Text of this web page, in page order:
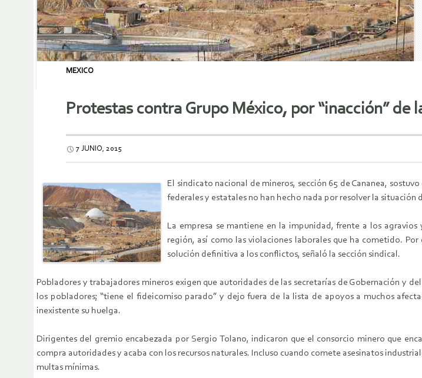
MEXICO
Protestas contra Grupo México, por “inacción” de
7 JUNIO, 2015
El sindicato nacional de mineros, sección 65 de Cananea,
federales y estatales no han hecho nada por resolver la
La empresa se mantiene en la impunidad, frente a los
región, así como las violaciones laborales que ha cometido.
solución definitiva a los conflictos, señaló la sección sindical.
Pobladores y trabajadores mineros exigen que autoridades de las secretarías de Gobernación y
los pobladores; “tiene el fideicomiso parado” y dejo fuera de la lista de apoyos a muchos
inexistente su huelga.
Dirigentes del gremio encabezada por Sergio Tolano, indicaron que el consorcio minero que
compra autoridades y acaba con los recursos naturales. Incluso cuando comete asesinatos
multas mínimas.